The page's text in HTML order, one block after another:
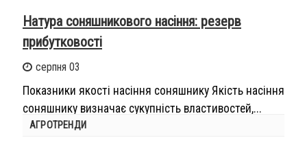
Натура соняшникового насіння: резерв
прибутковості
серпня 03
Показники якості насіння соняшнику Якість насіння
соняшнику визначає сукупність властивостей,...
АГРОТРЕНДИ